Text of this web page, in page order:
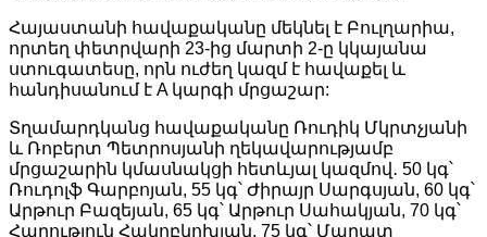
Հայաստանի հավաքականը մեկնել է Բուլղարիա,
որտեղ փետրվարի 23-ից մարտի 2-ը կկայանա
ստուգատեսը, որն ուժեղ կազմ է հավաքել և
հանդիսանում է A կարգի մրցաշար:
Տղամարդկանց հավաքականը Ռուդիկ Մկրտչյանի
և Ռոբերտ Պետրոսյանի ղեկավարությամբ
մրցաշարին կմասնակցի հետևյալ կազմով․ 50 կգ՝
Ռուդոլֆ Գարբոյան, 55 կգ՝ Ժիրայր Սարգսյան, 60 կգ՝
Արթուր Բազեյան, 65 կգ՝ Արթուր Սահակյան, 70 կգ՝
Հարություն Հակոբկոխյան, 75 կգ՝ Մարատ